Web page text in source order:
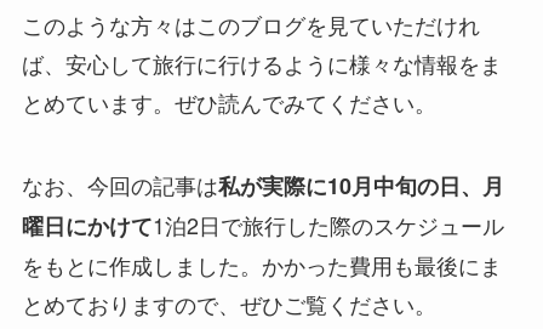
このような方々はこのブログを見ていただけれ
ば、安心して旅行に行けるように様々な情報をま
とめています。ぜひ読んでみてください。
なお、今回の記事は私が実際に10月中旬の日、月
曜日にかけて1泊2日で旅行した際のスケジュール
をもとに作成しました。かかった費用も最後にま
とめておりますので、ぜひご覧ください。